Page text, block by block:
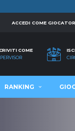
ACCEDI COME
COME
RANKING